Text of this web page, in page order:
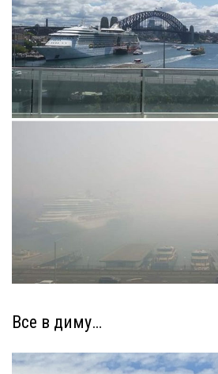
Все в диму…